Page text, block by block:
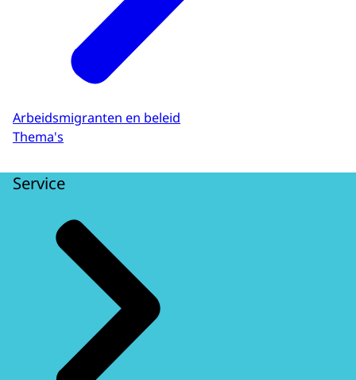
Arbeidsmigranten en beleid
Thema's
Service